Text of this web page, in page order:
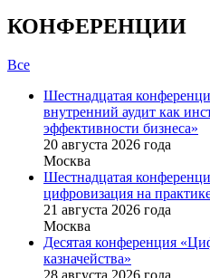
КОНФЕРЕНЦИИ
Все
Шестнадцатая
внутренний аудит как
эффективности бизнеса»
20 августа 2026 года
Москва
Шестнадцатая
цифровизация на
21 августа 2026 года
Москва
Десятая конференция
казначейства»
28 августа 2026 года